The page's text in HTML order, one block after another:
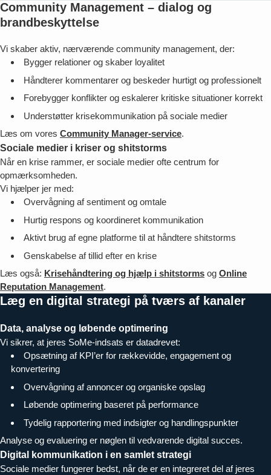
Community Management – dialog og
brandbeskyttelse
Vi skaber aktiv, nærværende community management, der:
Bygger relationer og skaber loyalitet
Håndterer kommentarer og beskeder hurtigt og professionelt
Forebygger konflikter og eskalerer kritiske situationer korrekt
Understøtter krisekommunikation på sociale medier
Læs om vores Community Manager-service.
Sociale medier i kriser og shitstorms
Når en krise rammer, er sociale medier ofte centrum for
opmærksomheden.
Vi hjælper jer med:
Overvågning af sentiment og omtale
Hurtig respons og koordineret kommunikation
Aktivt brug af egne platforme til at håndtere shitstorms
Genskabelse af tillid efter en krise
Læs også: Krisehåndtering og hjælp i shitstorms og Online
Reputation Management.
Læg en digital strategi på tværs af kanaler
Data, analyse og løbende optimering
Vi sikrer, at jeres SoMe-indsats er datadrevet:
Opsætning af KPI’er for rækkevidde, engagement og
konvertering
Overvågning af annoncer og organiske opslag
Løbende optimering baseret på performance
Tydelig rapportering med indsigter og handlingspunkter
Analyse og evaluering er nøglen til vedvarende digital succes.
Digital kommunikation i en samlet strategi
Sociale medier fungerer bedst, når de er en integreret del af jeres